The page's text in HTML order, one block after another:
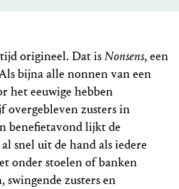
origineel. Dat isNonsens, een
bijna alle nonnen van een
het eeuwige hebben
overgebleven zusters in
benefietavond lijkt de
snel uit de hand als iedere
onder stoelen of banken
swingende zusters en